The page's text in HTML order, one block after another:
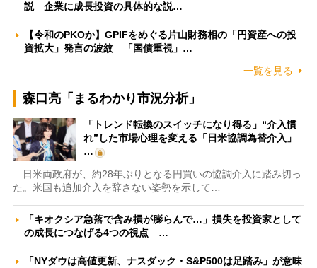
説 企業に成長投資の具体的な説…
【令和のPKOか】GPIFをめぐる片山財務相の「円資産への投
資拡大」発言の波紋 「国債重視」…
一覧を見る
森口亮「まるわかり市況分析」
「トレンド転換のスイッチになり得る」“介入慣
れ”した市場心理を変える「日米協調為替介入」
…
日米両政府が、約28年ぶりとなる円買いの協調介入に踏み切っ
た。米国も追加介入を辞さない姿勢を示して…
「キオクシア急落で含み損が膨らんで…」損失を投資家として
の成長につなげる4つの視点 …
「NYダウは高値更新、ナスダック・S&P500は足踏み」が意味